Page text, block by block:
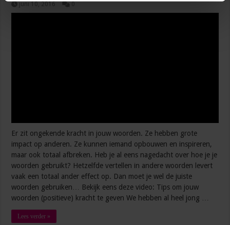
juni 10, 2016
Er zit ongekende kracht in jouw woorden. Ze hebben grote
impact op anderen. Ze kunnen iemand opbouwen en inspireren,
maar ook totaal afbreken. Heb je al eens nagedacht over hoe je je
woorden gebruikt? Hetzelfde vertellen in andere woorden levert
vaak een totaal ander effect op. Dan moet je wel de juiste
woorden gebruiken… Bekijk eens deze video: Tips om jouw
woorden (positieve) kracht te geven We hebben al heel jong …
Lees verder »